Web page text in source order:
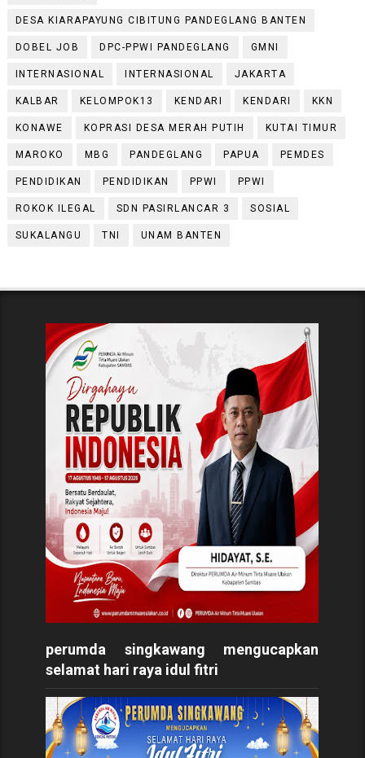
DESA KIARAPAYUNG CIBITUNG PANDEGLANG BANTEN
DOBEL JOB DPC-PPWI PANDEGLANG GMNI
INTERNASIONAL INTERNASIONAL JAKARTA
KALBAR KELOMPOK13 KENDARI KENDARI KKN
KONAWE KOPRASI DESA MERAH PUTIH KUTAI TIMUR
MAROKO MBG PANDEGLANG PAPUA PEMDES
PENDIDIKAN PENDIDIKAN PPWI PPWI
ROKOK ILEGAL SDN PASIRLANCAR 3 SOSIAL
SUKALANGU TNI UNAM BANTEN
perumda singkawang mengucapkan
selamat hari raya idul fitri